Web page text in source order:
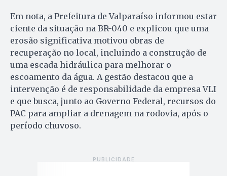
Em nota, a Prefeitura de Valparaíso informou estar
ciente da situação na BR-040 e explicou que uma
erosão significativa motivou obras de
recuperação no local, incluindo a construção de
uma escada hidráulica para melhorar o
escoamento da água. A gestão destacou que a
intervenção é de responsabilidade da empresa VLI
e que busca, junto ao Governo Federal, recursos do
PAC para ampliar a drenagem na rodovia, após o
período chuvoso.